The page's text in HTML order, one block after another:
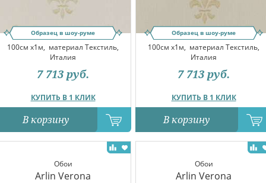
Образец в шоу-руме
100см x1м, материал Текстиль,
Италия
КУПИТЬ В 1 КЛИК
7 713 руб.
В корзину
Образец в шоу-руме
100см x1м, материал Текстиль,
Италия
КУПИТЬ В 1 КЛИК
7 713 руб.
В корзину
Обои
Arlin Verona
Обои
Arlin Verona